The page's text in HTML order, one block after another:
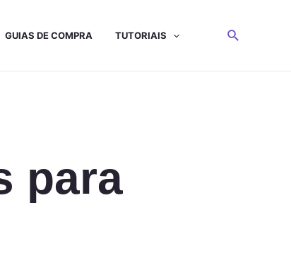
GUIAS DE COMPRA TUTORIAIS
para